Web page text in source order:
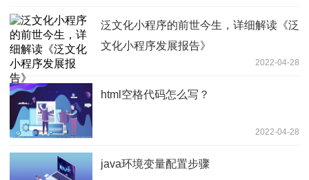
泛文化小程序的前世今生，详细解读《泛
文化小程序发展报告》
2022-04-28
html空格代码怎么写？
2022-04-28
java环境变量配置步骤